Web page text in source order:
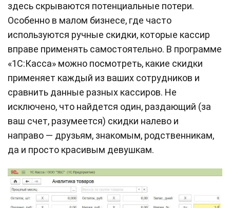
здесь скрываются потенциальные потери.
Особенно в малом бизнесе, где часто
используются ручные скидки, которые кассир
вправе применять самостоятельно. В программе
«1С:Касса» можно посмотреть, какие скидки
применяет каждый из ваших сотрудников и
сравнить данные разных кассиров. Не
исключено, что найдется один, раздающий (за
ваш счет, разумеется) скидки налево и
направо — друзьям, знакомым, родственникам,
да и просто красивым девушкам.